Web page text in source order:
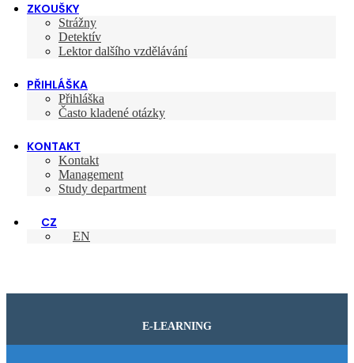
ZKOUŠKY
Strážny
Detektív
Lektor dalšího vzdělávání
PŘIHLÁŠKA
Přihláška
Často kladené otázky
KONTAKT
Kontakt
Management
Study department
CZ
EN
E-LEARNING